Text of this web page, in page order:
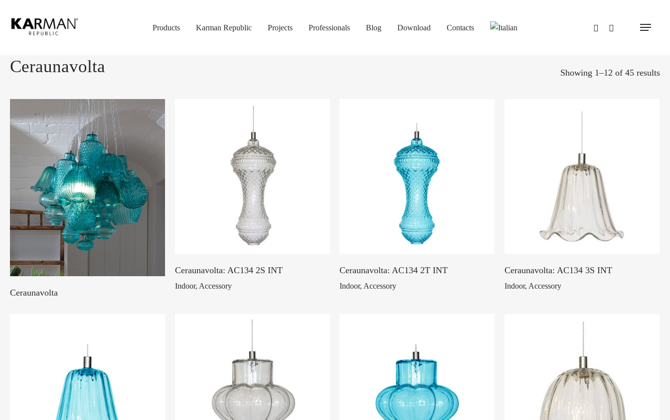
Products Karman Republic Projects Professionals Blog Download Contacts Menu
Ceraunavolta Showing 1–12 of 45 results
Ceraunavolta
Ceraunavolta: AC134 2S INT
Indoor, Accessory
Ceraunavolta: AC134 2T INT
Indoor, Accessory
Ceraunavolta: AC134 3S INT
Indoor, Accessory